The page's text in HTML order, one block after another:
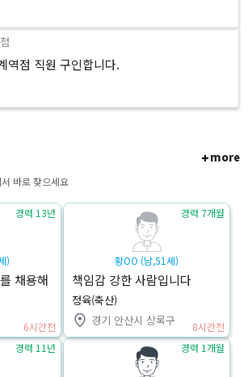
역점 직원 구인합니다.
more
바로 찾으세요
)
채용해
경력 13년
6시간전
황OO (남,51세)
책임감 강한 사람입니다
정육(축산)
경기 안산시 상록구
경력 7개월
8시간전
경력 11년 경력 1개월